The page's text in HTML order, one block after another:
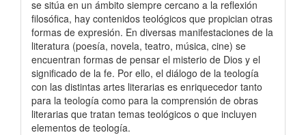
se sitúa en un ámbito siempre cercano a la reflexión
filosófica, hay contenidos teológicos que propician otras
formas de expresión. En diversas manifestaciones de la
literatura (poesía, novela, teatro, música, cine) se
encuentran formas de pensar el misterio de Dios y el
significado de la fe. Por ello, el diálogo de la teología
con las distintas artes literarias es enriquecedor tanto
para la teología como para la comprensión de obras
literarias que tratan temas teológicos o que incluyen
elementos de teología.